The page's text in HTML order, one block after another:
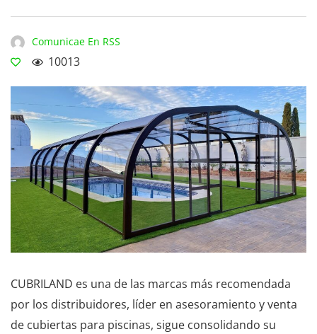
Comunicae En RSS
10013
CUBRILAND es una de las marcas más recomendada
por los distribuidores, líder en asesoramiento y venta
de cubiertas para piscinas, sigue consolidando su